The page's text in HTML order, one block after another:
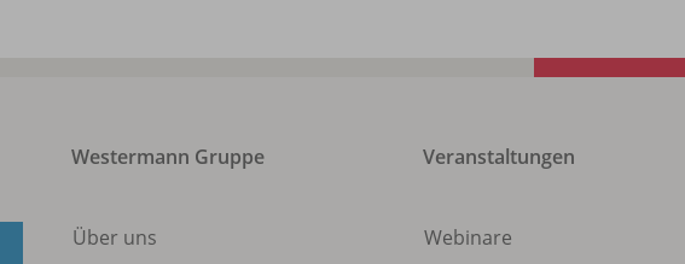
Westermann Gruppe
Über uns
Veranstaltungen
Webinare